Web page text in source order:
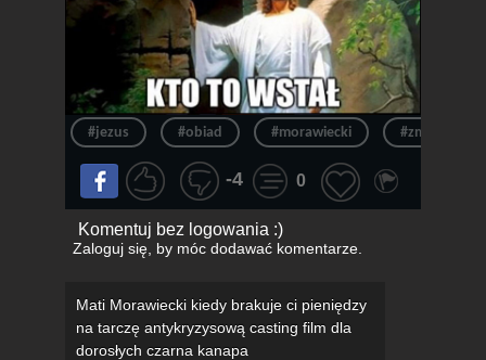
#jezus #obiad #morawiecki
-4 0
Komentuj bez logowania :)
Zaloguj się, by móc dodawać komentarze.
Mati Morawiecki kiedy brakuje ci pieniędzy
na tarczę antykryzysową casting film dla
dorosłych czarna kanapa